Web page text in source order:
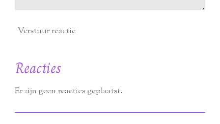
Verstuur reactie
Reacties
Er zijn geen reacties geplaatst.